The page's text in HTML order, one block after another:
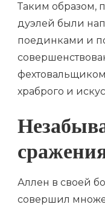
Таким образом,
дуэлей были
поединками и
храброго и
Аллен в своей
совершил